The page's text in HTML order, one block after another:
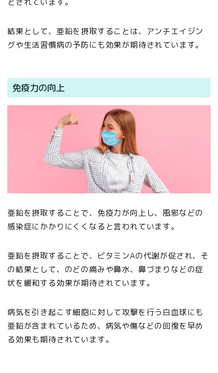
結果として、亜鉛を摂取することは、アンチエイジン
グや生活習慣病の予防にも効果が期待されています。
免疫力の向上
亜鉛を摂取することで、免疫力が向上し、風邪などの
感染症にかかりにくくなると言われています。
亜鉛を摂取することで、ビタミンAの代謝が促され、そ
の結果として、のどの痛みや鼻水、鼻づまりなどの症
状を緩和する効果が期待されています。
病気を引き起こす細胞に対して攻撃を行う白血球にも
亜鉛が含まれているため、病気や傷などの回復を早め
る効果も期待されています。